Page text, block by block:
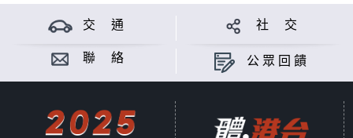
交 通 社 交
聯 絡 公眾回饋